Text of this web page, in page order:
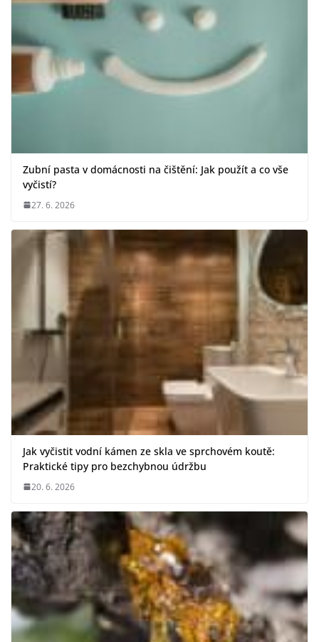
Zubní pasta v domácnosti na čištění: Jak použít a co vše
vyčistí?
27. 6. 2026
Jak vyčistit vodní kámen ze skla ve sprchovém koutě:
Praktické tipy pro bezchybnou údržbu
20. 6. 2026